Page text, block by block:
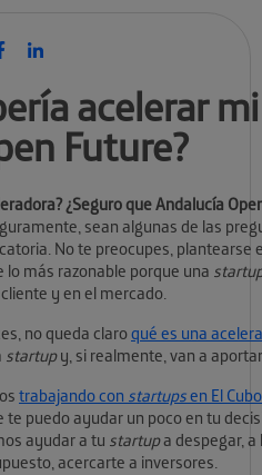
acelerar
Future?
¿Seguro que Andalucía
sean algunas de las
No te preocupes,
más razonable porque una
y en el mercado.
no queda claroqué es una
startupy, si realmente, van a
trabajando con startupsen El Cubo
te puedo ayudar un poco en tu
ayudar a tu startupa despegar, a
acercarte a inversores.